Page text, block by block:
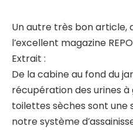
Un autre très bon article,
l’excellent magazine
Extrait :
De la cabine au fond du
récupération des urines à
toilettes sèches sont une
notre système